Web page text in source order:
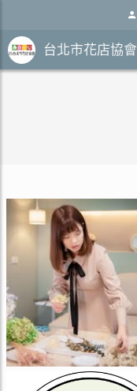
台北市花店協會
戀花宅花藝設計
心田花藝坊